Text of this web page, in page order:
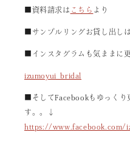
■資料請求は こちら より
■サンプルリングお貸し出しは
■インスタグラムも気ままに
izumoyui_bridal
■そしてFacebookもゆっくり
す。。↓
https://www.facebook.com/